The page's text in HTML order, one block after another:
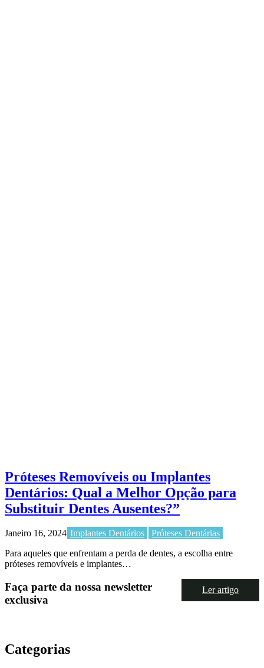
Próteses Removíveis ou Implantes
Dentários: Qual a Melhor Opção para
Substituir Dentes Ausentes?”
Janeiro 16, 2024 Implantes Dentários
Próteses Dentárias
Para aqueles que enfrentam a perda de dentes, a escolha entre
próteses removíveis e implantes…
Ler artigo
Faça parte da nossa newsletter
exclusiva
Categorias